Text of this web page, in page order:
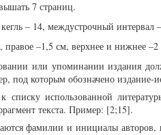
7 страниц.
– 14, междустрочный интервал
правое –1,5 см, верхнее и нижнее –2
или упоминании издания
под которым обозначено издание-
списку использованной
текста. Пример: [2;15].
фамилии и инициалы авторов,